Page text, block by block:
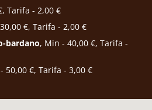
Tarifa - 2,00 €
€, Tarifa - 2,00 €
bardano, Min - 40,00 €, Tarifa -
50,00 €, Tarifa - 3,00 €